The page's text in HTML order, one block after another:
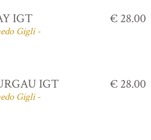
IGT
Gigli -
€ 28.00
IGT
Gigli -
€ 28.00